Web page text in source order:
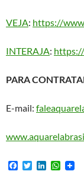
VEJA: https://
INTERAJA:
PARA
E-mail:
F
T
W